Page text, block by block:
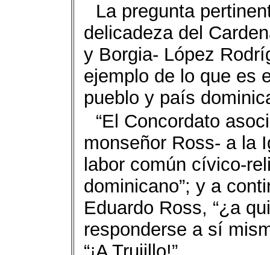
La pregunta
delicadeza del
y Borgia- López
ejemplo de lo que es
pueblo y país
“El Concordato
monseñor Ross- a la
labor común cívico-
dominicano”; y a
Eduardo Ross, “¿a
responderse a sí